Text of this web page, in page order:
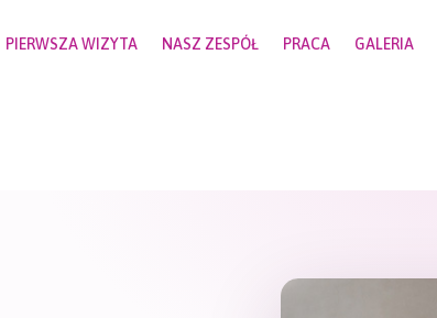
PIERWSZA WIZYTA NASZ ZESPÓŁ PRACA GALERIA